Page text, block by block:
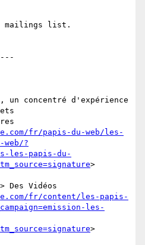
mailings list.
un concentré d'expérience
fr/papis-du-web/les-
web/?
les-papis-du-
>
Des Vidéos
fr/content/les-papis-
les-
>